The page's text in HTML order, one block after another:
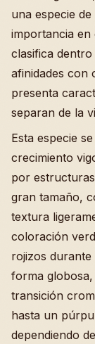
una especie
importancia en
clasifica
afinidades con
presenta
separan de la
Esta especie
crecimiento
por
gran tamaño,
textura
coloración
rojizos
forma
transición
hasta un
dependiendo